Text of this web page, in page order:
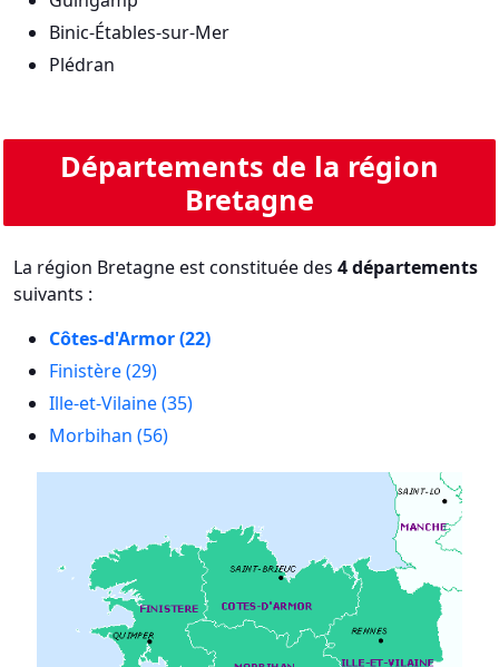
Binic-Étables-sur-Mer
Plédran
Départements de la région
Bretagne
La région Bretagne est constituée des 4 départements
suivants :
Côtes-d'Armor (22)
Finistère (29)
Ille-et-Vilaine (35)
Morbihan (56)